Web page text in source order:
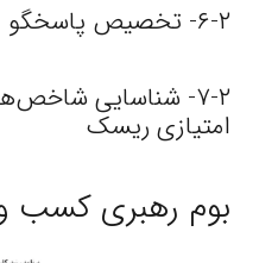
۶-۲- تخصیص پاسخگو
۷-۲- شناسایی
امتیازی ریسک
بوم رهبری کسب